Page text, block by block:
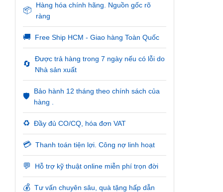
📦
Hàng hóa chính hãng. Nguồn gốc rõ
ràng
🚚 Free Ship HCM - Giao hàng Toàn Quốc
🔄
Được trả hàng trong 7 ngày nếu có lỗi do
Nhà sản xuất
🛡️
Bảo hành 12 tháng theo chính sách của
hàng .
♻️ Đầy đủ CO/CQ, hóa đơn VAT
💳 Thanh toán tiện lợi. Công nợ linh hoạt
💬 Hỗ trợ kỹ thuật online miễn phí trọn đời
💰 Tư vấn chuyên sâu, quà tặng hấp dẫn